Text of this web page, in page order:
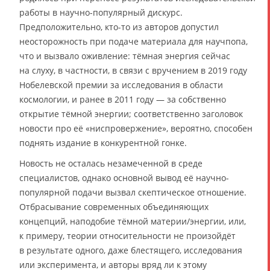
работы в научно-популярный дискурс.
Предположительно, кто-то из авторов допустил
неосторожность при подаче материала для научпопа,
что и вызвало оживление: тёмная энергия сейчас
на слуху, в частности, в связи с вручением в 2019 году
Нобелевской премии за исследования в области
космологии, и ранее в 2011 году — за собственно
открытие тёмной энергии; соответственно заголовок
новости про её «ниспровержение», вероятно, способен
поднять издание в конкурентной гонке.
Новость не осталась незамеченной в среде
специалистов, однако основной вывод её научно-
популярной подачи вызвал скептическое отношение.
Отбрасывание современных объединяющих
концепций, наподобие тёмной материи/энергии, или,
к примеру, теории относительности не произойдёт
в результате одного, даже блестящего, исследования
или эксперимента, и авторы вряд ли к этому